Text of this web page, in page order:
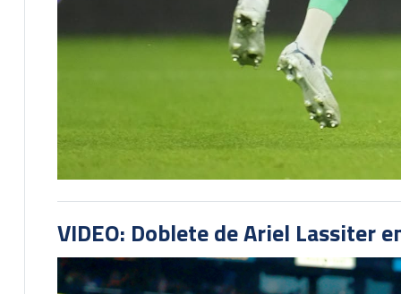
VIDEO: Doblete de Ariel Lassiter